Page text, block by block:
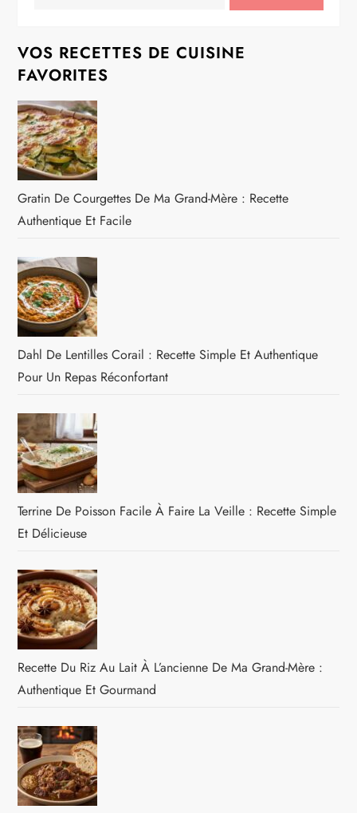
VOS RECETTES DE CUISINE
FAVORITES
Gratin De Courgettes De Ma Grand-Mère : Recette
Authentique Et Facile
Dahl De Lentilles Corail : Recette Simple Et Authentique
Pour Un Repas Réconfortant
Terrine De Poisson Facile À Faire La Veille : Recette Simple
Et Délicieuse
Recette Du Riz Au Lait À L’ancienne De Ma Grand-Mère :
Authentique Et Gourmand